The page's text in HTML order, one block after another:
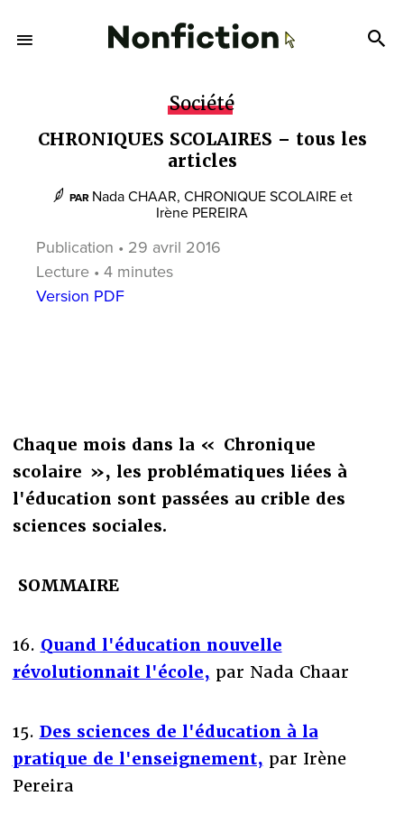
Société
CHRONIQUES SCOLAIRES – tous les
articles
PAR Nada CHAAR, CHRONIQUE SCOLAIRE et
Irène PEREIRA
Publication • 29 avril 2016
Lecture • 4 minutes
Version PDF
Chaque mois dans la « Chronique
scolaire », les problématiques liées à
l'éducation sontpassées au crible des
sciences sociales.
SOMMAIRE
16. Quand l'éducation nouvelle
révolutionnait l'école, par Nada Chaar
15. Des sciences de l'éducation à la
pratique de l'enseignement, par Irène
Pereira